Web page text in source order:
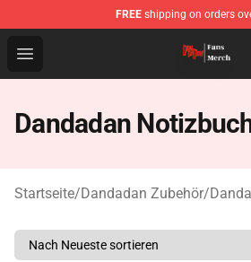
FREE shipping on orders
Open menu
Dandadan Shop - Official
Dandadan
Startseite/Dandadan Zubehör/